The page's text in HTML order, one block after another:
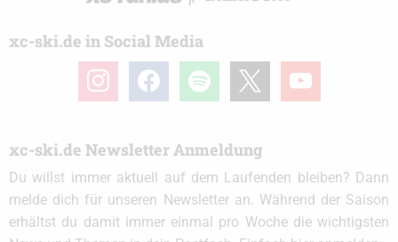
xc-ski.de in Social Media
instagramfacebook spotify youtube
xc-ski.de Newsletter Anmeldung
Du willst immer aktuell auf dem Laufenden bleiben? Dann
melde dich für unseren Newsletter an. Während der Saison
erhältst du damit immer einmal pro Woche die wichtigsten